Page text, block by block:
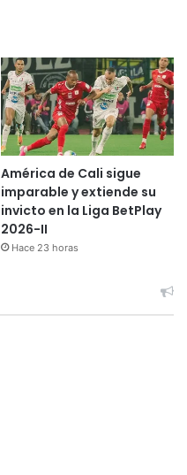
América de Cali sigue
imparable y extiende su
invicto en la Liga BetPlay
2026-II
Hace 23 horas